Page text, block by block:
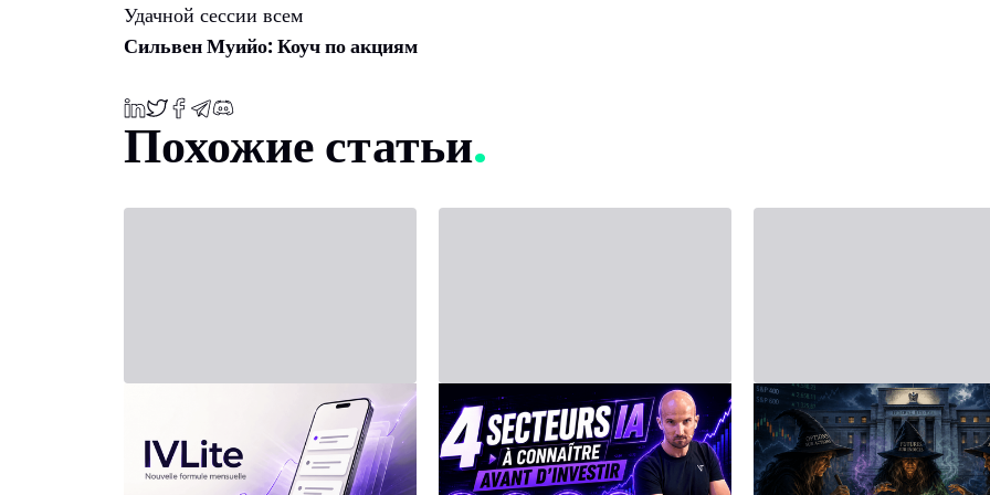
Удачной сессии всем
Сильвен Муийо: Коуч по акциям
Похожие статьи
Новый тариф: IVLite
IVLite: только суть IVT в
уведомлениях, за 29 €/мес
20 июля 2026 г. - Third Party
ИНВЕСТИРОВАНИЕ
в искусственный
14 июня 2026 г. - Third Party
Биржевой
на неделю с 15 по